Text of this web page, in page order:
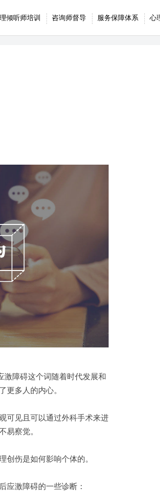
倾听师培训 咨询师督导 服务保障体系 心
激障碍这个词随着时代发展和
更多人的内心。
可见且可以通过外科手术来进
易察觉。
创伤是如何影响个体的。
应激障碍的一些诊断 ：